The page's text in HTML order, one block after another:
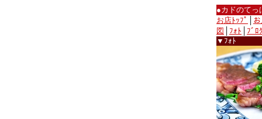
●カドのて
お店ﾄｯﾌﾟ
図
ﾌｫﾄ
ﾌﾞﾛ
▼ﾌｫﾄ